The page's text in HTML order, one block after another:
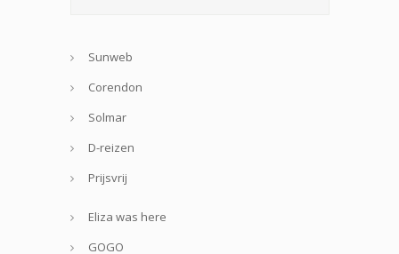
Sunweb
Corendon
Solmar
D-reizen
Prijsvrij
Eliza was here
GOGO